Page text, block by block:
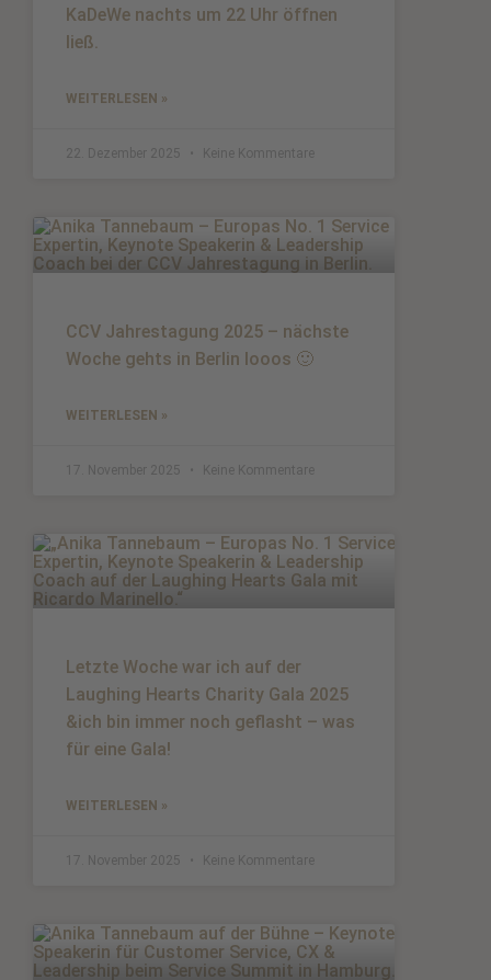
KaDeWe nachts um 22 Uhr öffnen
ließ.
WEITERLESEN »
22. Dezember 2025 Keine Kommentare
CCV Jahrestagung 2025 – nächste
Woche gehts in Berlin looos 🙂
WEITERLESEN »
17. November 2025 Keine Kommentare
Letzte Woche war ich auf der
Laughing Hearts Charity Gala 2025
&ich bin immer noch geflasht – was
für eine Gala!
WEITERLESEN »
17. November 2025 Keine Kommentare